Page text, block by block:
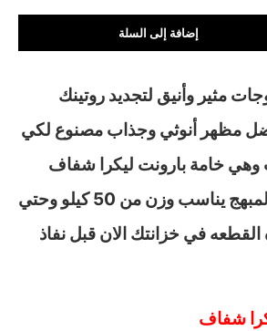
إضافة إلى السلة
مثير وأنيق لتجديد روتينك
مظهر أنوثي وجذاب مصنوع لكي
خامة بارونت ليكرا شفاف
يأتي بلون الازرق المبهج يناسب وزن من 50 كيلو وحتي
القطعه في خزانتك الان قبل نفاذ
شفاف